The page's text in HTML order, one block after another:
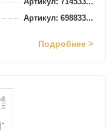
Артикул: 698833...
Подробнее >